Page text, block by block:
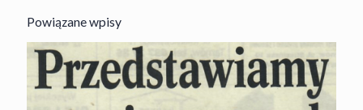
Powiązane wpisy